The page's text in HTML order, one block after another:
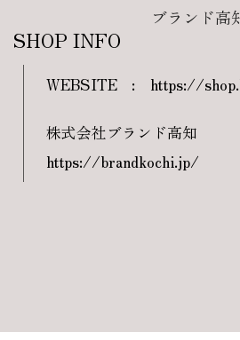
ブランド高
SHOP INFO
WEBSITE : https://
株式会社ブランド高知
https://brandkochi.jp/